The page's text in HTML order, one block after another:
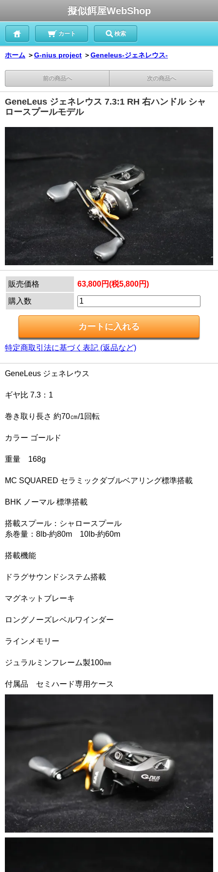
擬似餌屋WebShop
カート 検索
ホーム ＞G-nius project ＞Geneleus-ジェネレウス-
前の商品へ 次の商品へ
GeneLeus ジェネレウス 7.3:1 RH 右ハンドル シャ
ロースプールモデル
販売価格 63,800円(税5,800円)
購入数
特定商取引法に基づく表記 (返品など)
GeneLeus ジェネレウス
ギヤ比 7.3：1
巻き取り長さ 約70㎝/1回転
カラー ゴールド
重量 168g
MC SQUARED セラミックダブルベアリング標準搭載
BHK ノーマル 標準搭載
搭載スプール：シャロースプール
糸巻量：8lb-約80m 10lb-約60m
搭載機能
ドラグサウンドシステム搭載
マグネットブレーキ
ロングノーズレベルワインダー
ラインメモリー
ジュラルミンフレーム製100㎜
付属品 セミハード専用ケース